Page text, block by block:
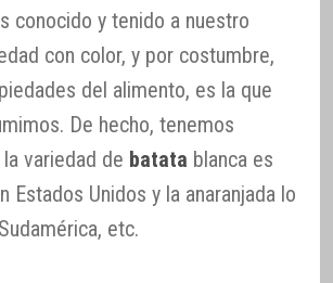
conocido y tenido a nuestro
con color, y por costumbre,
del alimento, es la que
De hecho, tenemos
variedad de batata blanca es
Estados Unidos y la anaranjada lo
etc.